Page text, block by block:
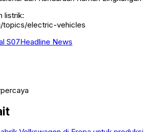
listrik:
topics/electric-vehicles
S07Headline News